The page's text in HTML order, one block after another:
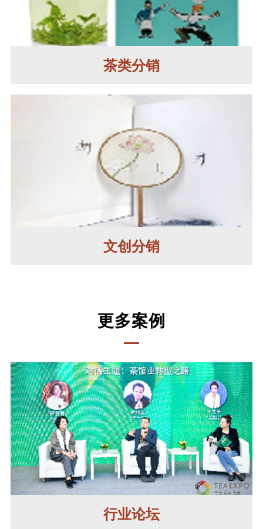
茶类分销
文创分销
更多案例
行业论坛